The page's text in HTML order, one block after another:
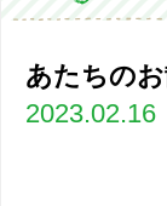
あたちの
2023.02.16